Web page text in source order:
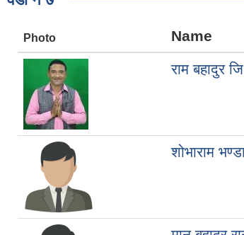
Photo Name
राम बहादुर
शोभाराम